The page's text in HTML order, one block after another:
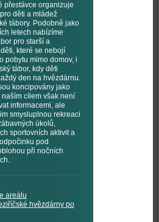
přestávce organizuje
děti a mládež
tábory. Podobně jako
letech nabízíme
pro starší a
které se nebojí
pobytu mimo domov, i
tábor, kdy děti
den na hvězdárnu.
koncipovány jako
cílem však není
informacemi, ale
smysluplnou rekreaci
úkolů,
sportovních aktivit a
pod
při nočních
areálu
hvězdárny po